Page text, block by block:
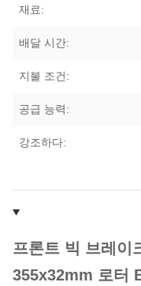
재료:
배달 시간:
지불 조건:
공급 능력:
강조하다:
프론트 빅 브레이
355x32mm 로터